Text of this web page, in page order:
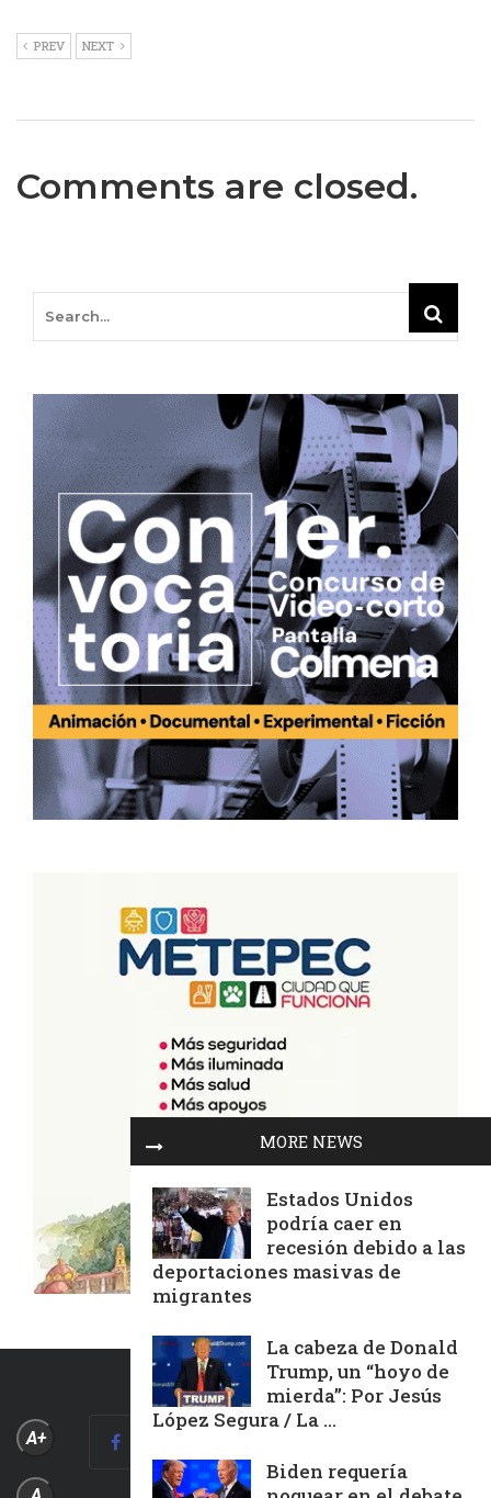
PREV NEXT
Comments are closed.
MORE NEWS
Estados Unidos
podría caer en
recesión debido a las
deportaciones masivas de
migrantes
La cabeza de Donald
Trump, un “hoyo de
mierda”: Por Jesús
López Segura / La ...
Biden requería
A+